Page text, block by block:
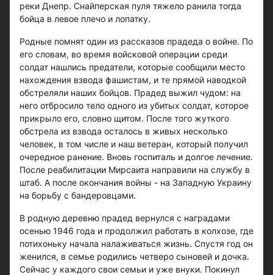
реки Днепр. Снайперская пуля тяжело ранила тогда
бойца в левое плечо и лопатку.
Родные помнят один из рассказов прадеда о войне. По
его словам, во время войсковой операции среди
солдат нашлись предатели, которые сообщили место
нахождения взвода фашистам, и те прямой наводкой
обстреляли наших бойцов. Прадед выжил чудом: на
него отбросило тело одного из убитых солдат, которое
прикрыло его, словно щитом. После того жуткого
обстрела из взвода осталось в живых несколько
человек, в том числе и наш ветеран, который получил
очередное ранение. Вновь госпиталь и долгое лечение.
После реабилитации Мирсаита направили на службу в
штаб. А после окончания войны - на Западную Украину
на борьбу с бандеровцами.
В родную деревню прадед вернулся с наградами
осенью 1946 года и продолжил работать в колхозе, где
потихоньку начала налаживаться жизнь. Спустя год он
женился, в семье родились четверо сыновей и дочка.
Сейчас у каждого свои семьи и уже внуки. Покинул